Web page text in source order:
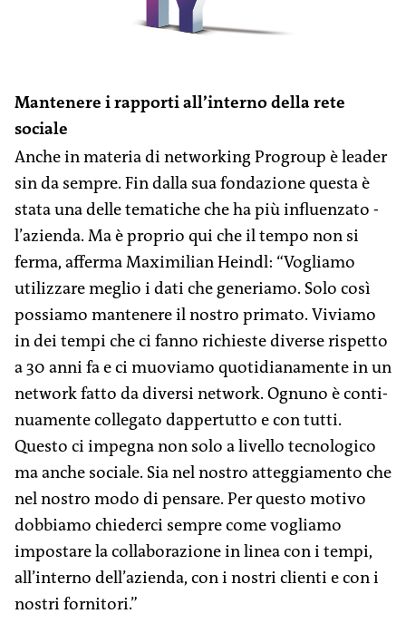
Mantenere i rapporti all’interno della rete
sociale
Anche in materia di networking ­Progroup è leader
sin da sempre. Fin dalla sua fondazione questa è
stata una delle tematiche che ha più influenzato ­
l’azienda. Ma è proprio qui che il tempo non si
ferma, afferma Maximilian Heindl: “Vogliamo
utilizzare meglio i dati che generiamo. Solo così
possiamo mantenere il nostro primato. Viviamo
in dei tempi che ci fanno richieste ­diverse rispetto
a 30 anni fa e ci ­muoviamo quotidianamente in un
network fatto da diversi network. ­Ognuno è conti­
nuamente collegato dappertutto e con tutti.
Questo ci ­impegna non solo a livello tecnologico
ma anche sociale. Sia nel nostro atteggiamento che
nel nostro modo di pensare. Per questo motivo
dobbiamo chiederci sempre come vogliamo
impostare la colla­borazione in linea con i tempi,
all’interno dell’azienda, con i nostri clienti e con i
nostri fornitori.”